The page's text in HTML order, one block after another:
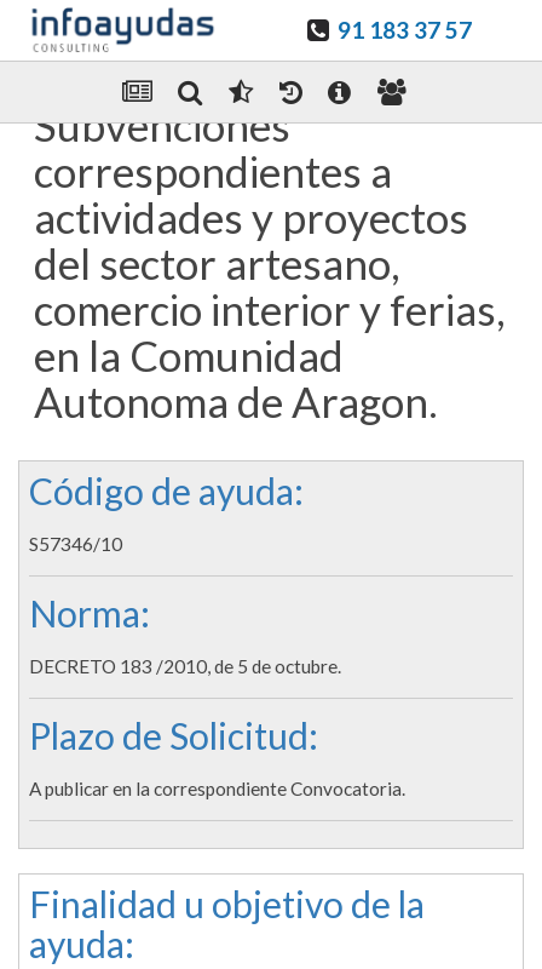
91 183 37 57
Enviar Por email
Subvenciones
correspondientes a
actividades y proyectos
del sector artesano,
comercio interior y ferias,
en la Comunidad
Autonoma de Aragon.
Código de ayuda:
S57346/10
Norma:
DECRETO 183 /2010, de 5 de octubre.
Plazo de Solicitud:
A publicar en la correspondiente Convocatoria.
Finalidad u objetivo de la
ayuda: